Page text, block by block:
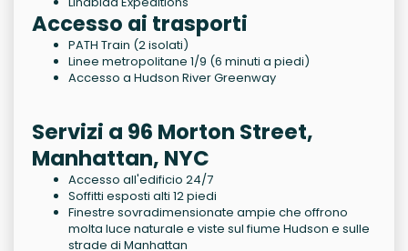
Accesso ai trasporti
PATH Train (2 isolati)
Linee metropolitane 1/9 (6 minuti a piedi)
Accesso a Hudson River Greenway
Servizi a 96 Morton Street,
Manhattan, NYC
Accesso all'edificio 24/7
Soffitti esposti alti 12 piedi
Finestre sovradimensionate ampie che offrono
molta luce naturale e viste sul fiume Hudson e sulle
strade di Manhattan